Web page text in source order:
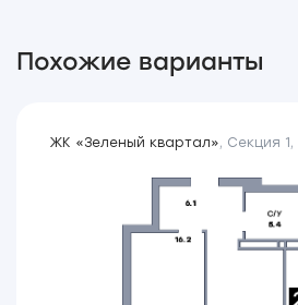
Похожие варианты
ЖК «Зеленый квартал», Секция 1 ,